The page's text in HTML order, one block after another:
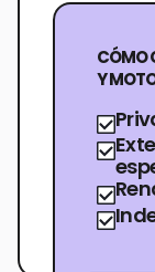
CÓMO
Y